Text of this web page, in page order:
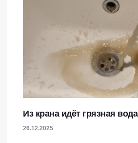
Из крана идёт грязная вода
26.12.2025